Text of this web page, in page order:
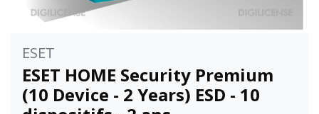
ESET
ESET HOME Security Premium
(10 Device - 2 Years) ESD - 10